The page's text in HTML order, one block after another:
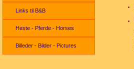
Links til B&B
Heste - Pferde - Horses
Billeder - Bilder - Pictures